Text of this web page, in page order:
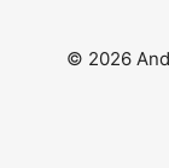
© 2026